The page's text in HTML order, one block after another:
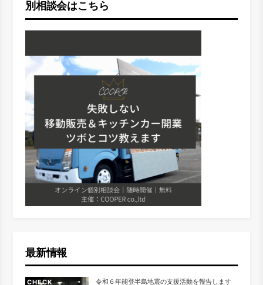
別相談会はこちら
最新情報
令和６年能登半島地震の支援活動を報告します